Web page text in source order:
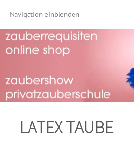
Navigation einblenden
LATEX TAUBE